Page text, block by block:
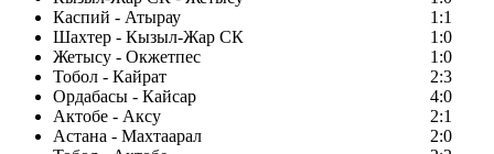
Каспий - Атырау
1:1
Шахтер - Кызыл-Жар СК
1:0
Жетысу - Окжетпес
1:0
Тобол - Кайрат
2:3
Ордабасы - Кайсар
4:0
Актобе - Аксу
2:1
Астана - Махтаарал
2:0